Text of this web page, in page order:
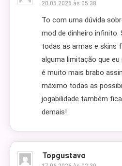
20.05.2026 às 05:38
To com uma dúvida
mod de dinheiro infinito.
todas as armas e skins
alguma limitação que
é muito mais brabo
máximo todas as
jogabilidade também
demais!
Topgustavo